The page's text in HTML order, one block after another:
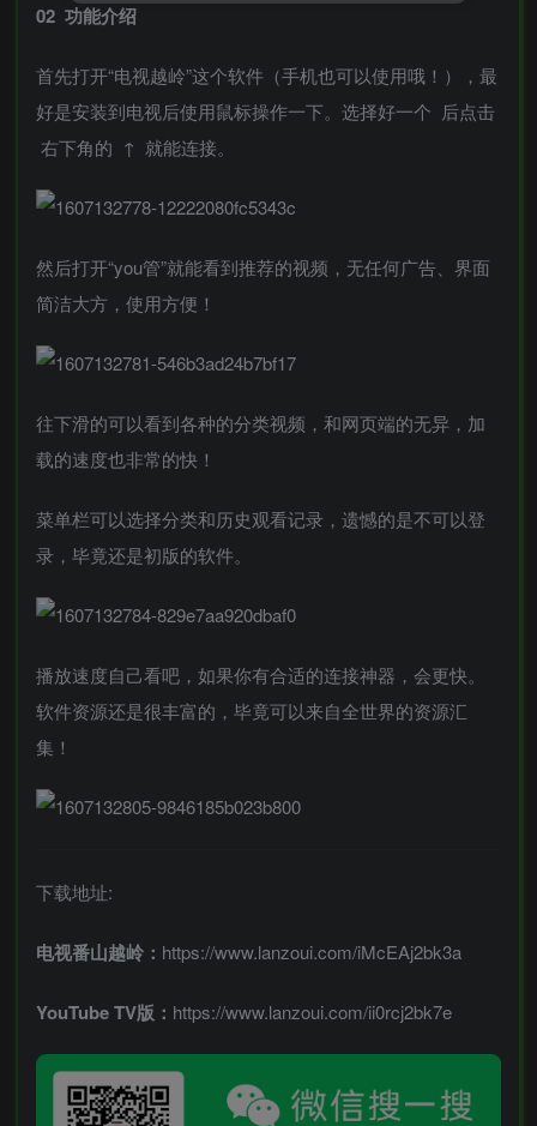
02 功能介绍
首先打开“电视越岭”这个软件（手机也可以使用哦！），最
好是安装到电视后使用鼠标操作一下。选择好一个 后点击
右下角的 ↑ 就能连接。
然后打开“you管”就能看到推荐的视频，无任何广告、界面
简洁大方，使用方便！
往下滑的可以看到各种的分类视频，和网页端的无异，加
载的速度也非常的快！
菜单栏可以选择分类和历史观看记录，遗憾的是不可以登
录，毕竟还是初版的软件。
播放速度自己看吧，如果你有合适的连接神器，会更快。
软件资源还是很丰富的，毕竟可以来自全世界的资源汇
集！
下载地址:
电视番山越岭： https://www.lanzoui.com/iMcEAj2bk3a
YouTube TV版： https://www.lanzoui.com/ii0rcj2bk7e